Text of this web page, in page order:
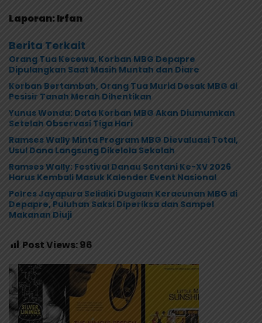
Laporan: Irfan
Berita Terkait
Orang Tua Kecewa, Korban MBG Depapre
Dipulangkan Saat Masih Muntah dan Diare
Korban Bertambah, Orang Tua Murid Desak MBG di
Pesisir Tanah Merah Dihentikan
Yunus Wonda: Data Korban MBG Akan Diumumkan
Setelah Observasi Tiga Hari
Ramses Wally Minta Program MBG Dievaluasi Total,
Usul Dana Langsung Dikelola Sekolah
Ramses Wally: Festival Danau Sentani Ke-XV 2026
Harus Kembali Masuk Kalender Event Nasional
Polres Jayapura Selidiki Dugaan Keracunan MBG di
Depapre, Puluhan Saksi Diperiksa dan Sampel
Makanan Diuji
Post Views:96